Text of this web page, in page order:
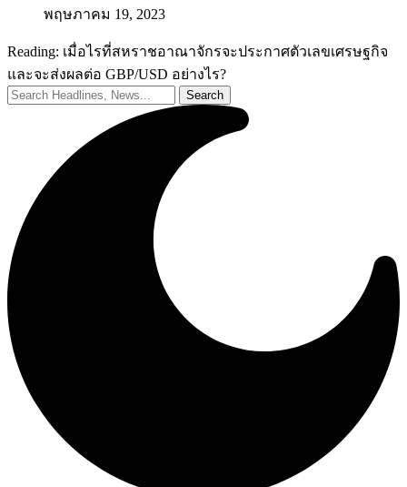
พฤษภาคม 19, 2023
Reading: เมื่อไรที่สหราชอาณาจักรจะประกาศตัวเลขเศรษฐกิจ
และจะส่งผลต่อ GBP/USD อย่างไร?